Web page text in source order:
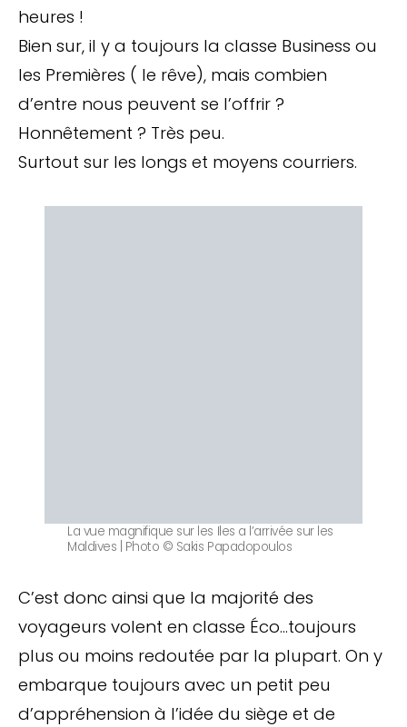
heures !
Bien sur, il y a toujours la classe Business ou
les Premières ( le rêve), mais combien
d’entre nous peuvent se l’offrir ?
Honnêtement ? Très peu.
Surtout sur les longs et moyens courriers.
La vue magnifique sur les Iles a l’arrivée sur les
Maldives | Photo © Sakis Papadopoulos
C’est donc ainsi que la majorité des
voyageurs volent en classe Éco…toujours
plus ou moins redoutée par la plupart. On y
embarque toujours avec un petit peu
d’appréhension à l’idée du siège et de